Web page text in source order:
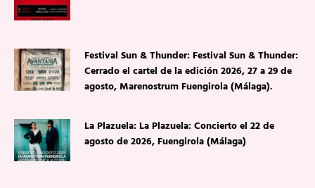
Festival Sun & Thunder: Festival Sun & Thunder:
Cerrado el cartel de la edición 2026, 27 a 29 de
agosto, Marenostrum Fuengirola (Málaga).
La Plazuela: La Plazuela: Concierto el 22 de
agosto de 2026, Fuengirola (Málaga)